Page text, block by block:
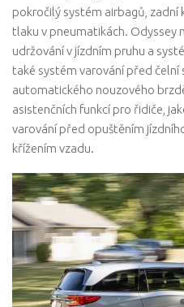
pokročilý systém airbagů,
tlaku v pneumatikách. Odyssey
udržování v jízdním pruhu a
také systém varování před čelní
automatického nouzového
asistenčních funkcí pro řidiče,
varování před opuštěním
křížením vzadu.